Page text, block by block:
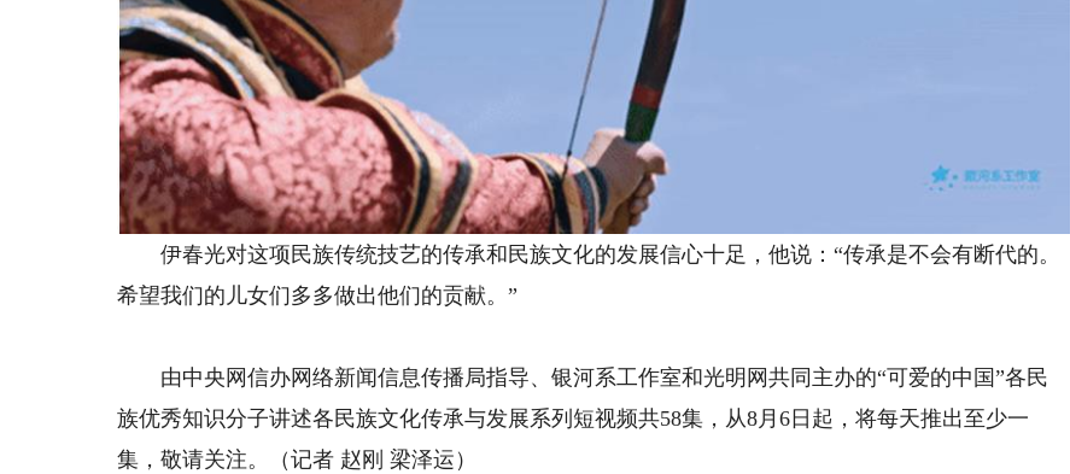
伊春光对这项民族传统技艺的传承和民族文化的发展信心十足，他说：“传承是不会有断代的。
希望我们的儿女们多多做出他们的贡献。”
由中央网信办网络新闻信息传播局指导、银河系工作室和光明网共同主办的“可爱的中国”各民
族优秀知识分子讲述各民族文化传承与发展系列短视频共58集，从8月6日起，将每天推出至少一
集，敬请关注。（记者 赵刚 梁泽运）